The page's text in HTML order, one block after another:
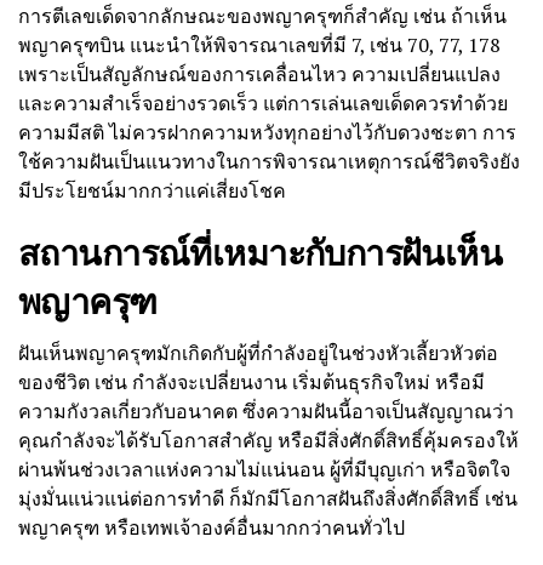
การตีเลขเด็ดจากลักษณะของพญาครุฑก็สำคัญ เช่น ถ้าเห็น
พญาครุฑบิน แนะนำให้พิจารณาเลขที่มี 7, เช่น 70, 77, 178
เพราะเป็นสัญลักษณ์ของการเคลื่อนไหว ความเปลี่ยนแปลง
และความสำเร็จอย่างรวดเร็ว แต่การเล่นเลขเด็ดควรทำด้วย
ความมีสติ ไม่ควรฝากความหวังทุกอย่างไว้กับดวงชะตา การ
ใช้ความฝันเป็นแนวทางในการพิจารณาเหตุการณ์ชีวิตจริงยัง
มีประโยชน์มากกว่าแค่เสี่ยงโชค
สถานการณ์ที่เหมาะกับการฝันเห็น
พญาครุฑ
ฝันเห็นพญาครุฑมักเกิดกับผู้ที่กำลังอยู่ในช่วงหัวเลี้ยวหัวต่อ
ของชีวิต เช่น กำลังจะเปลี่ยนงาน เริ่มต้นธุรกิจใหม่ หรือมี
ความกังวลเกี่ยวกับอนาคต ซึ่งความฝันนี้อาจเป็นสัญญาณว่า
คุณกำลังจะได้รับโอกาสสำคัญ หรือมีสิ่งศักดิ์สิทธิ์คุ้มครองให้
ผ่านพ้นช่วงเวลาแห่งความไม่แน่นอน ผู้ที่มีบุญเก่า หรือจิตใจ
มุ่งมั่นแน่วแน่ต่อการทำดี ก็มักมีโอกาสฝันถึงสิ่งศักดิ์สิทธิ์ เช่น
พญาครุฑ หรือเทพเจ้าองค์อื่นมากกว่าคนทั่วไป